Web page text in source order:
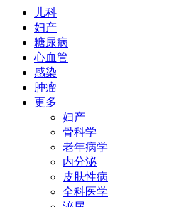
儿科
妇产
糖尿病
心血管
感染
肿瘤
更多
妇产
骨科学
老年病学
内分泌
皮肤性病
全科医学